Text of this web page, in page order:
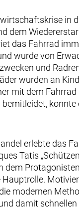
in
dem
das Fahrrad
wurde von
und
wurden an
mit dem
konnte
erlebte das
Tatis
dem
Hauptrolle.
modernen
damit schnellen